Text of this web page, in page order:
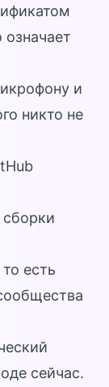
означает
и
никто не
есть
сейчас.